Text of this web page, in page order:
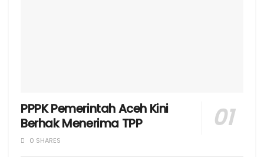
PPPK Pemerintah Aceh Kini
Berhak Menerima TPP
0 SHARES